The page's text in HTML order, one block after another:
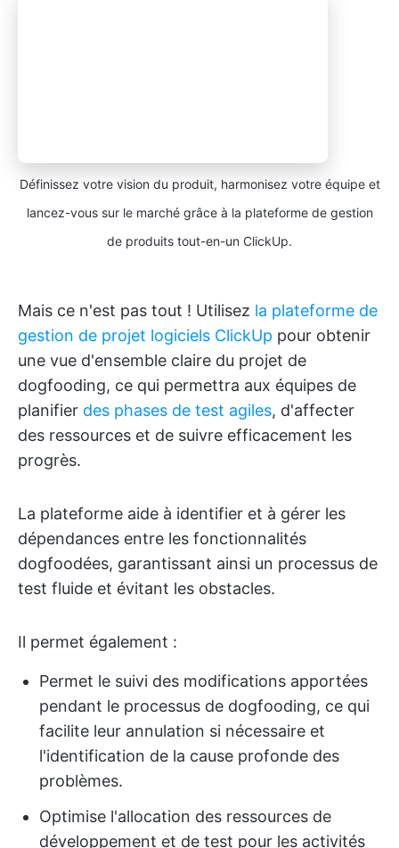
Définissez votre vision du produit, harmonisez votre équipe et
lancez-vous sur le marché grâce à la plateforme de gestion
de produits tout-en-un ClickUp.
Mais ce n'est pas tout ! Utilisez la plateforme de
gestion de projet logiciels ClickUp pour obtenir
une vue d'ensemble claire du projet de
dogfooding, ce qui permettra aux équipes de
planifier des phases de test agiles, d'affecter
des ressources et de suivre efficacement les
progrès.
La plateforme aide à identifier et à gérer les
dépendances entre les fonctionnalités
dogfoodées, garantissant ainsi un processus de
test fluide et évitant les obstacles.
Il permet également :
Permet le suivi des modifications apportées
pendant le processus de dogfooding, ce qui
facilite leur annulation si nécessaire et
l'identification de la cause profonde des
problèmes.
Optimise l'allocation des ressources de
développement et de test pour les activités